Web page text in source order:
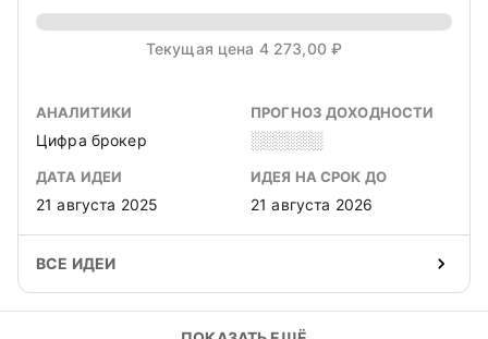
Текущая цена 4 273,00 ₽
АНАЛИТИКИ
Цифра брокер
ПРОГНОЗ ДОХОДНОСТИ
░░░░░░
ДАТА ИДЕИ
21 августа 2025
ИДЕЯ НА СРОК ДО
21 августа 2026
ВСЕ ИДЕИ